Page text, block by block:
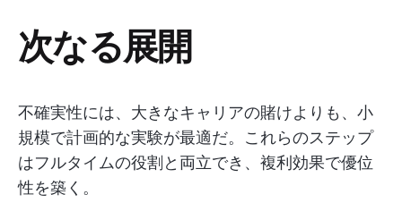
次なる展開
不確実性には、大きなキャリアの賭けよりも、小
規模で計画的な実験が最適だ。これらのステップ
はフルタイムの役割と両立でき、複利効果で優位
性を築く。